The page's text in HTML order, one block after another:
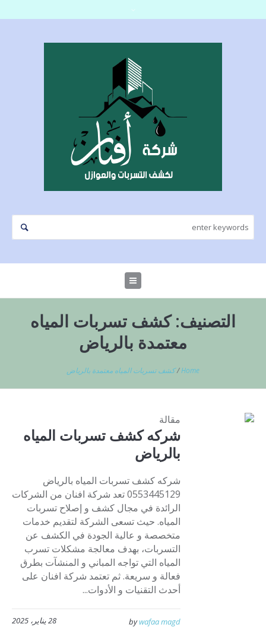
التصنيف:كشف تسربات المياه
معتمدة بالرياض
Home
/كشف تسربات المياه معتمدة بالرياض
مقالة
شركه كشف تسربات المياه
بالرياض
شركه كشف تسربات المياه بالرياض
0553445129 تعد شركة افنان من الشركات
الرائدة في مجال كشف و إصلاح تسربات
المياه. حيث تسعى الشركة لتقديم خدمات
متخصصة و عالية الجودة في الكشف عن
التسربات، بهدف معالجة مشكلات تسرب
المياه التي تواجه المباني و المنشآت بطرق
فعالة و سريعة. ثم تعتمد شركة افنان على
أحدث التقنيات و الأدوات...
28 يناير، 2025 bywafaa magd